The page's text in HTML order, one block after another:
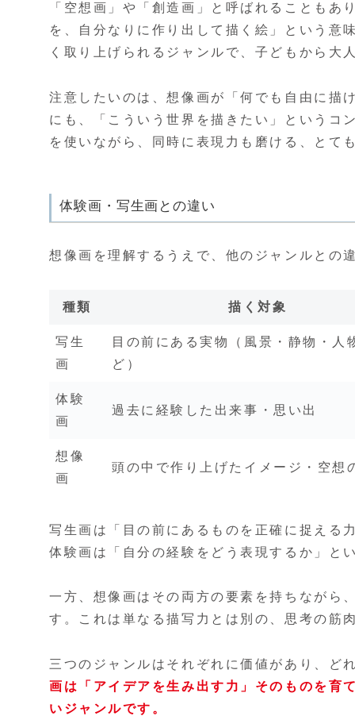
「空想画」や「創造画」と呼ばれることも
を、自分なりに作り出して描く絵」という意
く取り上げられるジャンルで、子どもから大
注意したいのは、想像画が「何でも自由に描
にも、「こういう世界を描きたい」というコ
を使いながら、同時に表現力も磨ける、とて
体験画・写生画との違い
想像画を理解するうえで、他のジャンルとの
種類 描く対象
写生
画
目の前にある実物（風景・静物・人
ど）
体験
画
過去に経験した出来事・思い出
想像
画
頭の中で作り上げたイメージ・空想
写生画は「目の前にあるものを正確に捉える
体験画は「自分の経験をどう表現するか」と
一方、想像画はその両方の要素を持ちながら
す。これは単なる描写力とは別の、思考の筋
三つのジャンルはそれぞれに価値があり、ど
画は「アイデアを生み出す力」そのものを育
いジャンルです。